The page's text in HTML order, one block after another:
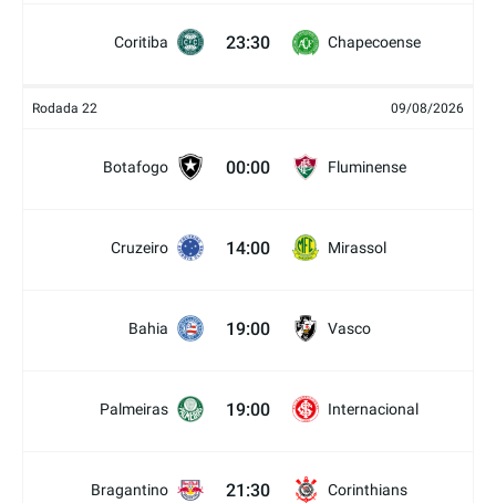
Coritiba 23:30 Chapecoense
Rodada 22 09/08/2026
Botafogo 00:00 Fluminense
Cruzeiro 14:00 Mirassol
Bahia 19:00 Vasco
Palmeiras 19:00 Internacional
Bragantino 21:30 Corinthians